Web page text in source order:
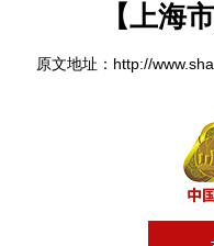
【上海
原文地址：http://